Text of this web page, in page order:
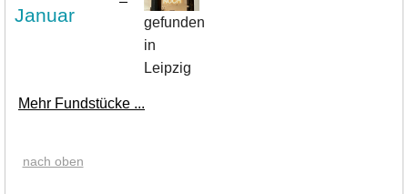
Januar
gefunden
in
Leipzig
Mehr Fundstücke ...
nach oben